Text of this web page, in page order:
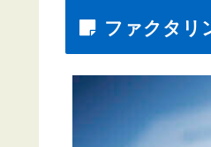
ファクタリ